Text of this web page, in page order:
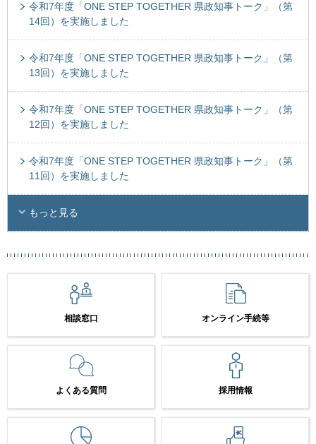
令和7年度「ONE STEP TOGETHER 県政知事トーク」（第
14回）を実施しました
令和7年度「ONE STEP TOGETHER 県政知事トーク」（第
13回）を実施しました
令和7年度「ONE STEP TOGETHER 県政知事トーク」（第
12回）を実施しました
令和7年度「ONE STEP TOGETHER 県政知事トーク」（第
11回）を実施しました
もっと見る
相談窓口 オンライン手続等
よくある質問 採用情報